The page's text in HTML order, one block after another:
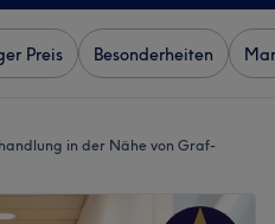
Preis Besonderheiten
in der Nähe von Graf-